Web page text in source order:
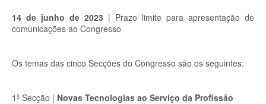
14 de junho de 2023 | Prazo limite para apresentação de
comunicações ao Congresso
Os temas das cinco Secções do Congresso são os seguintes:
1ª Secção | Novas Tecnologias ao Serviço da Profissão